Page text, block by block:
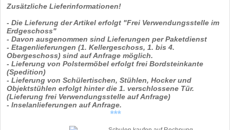
Zusätzliche Lieferinformationen!
- Die Lieferung der Artikel erfolgt "Frei Verwendungsstelle im
Erdgeschoss"
- Davon ausgenommen sind Lieferungen per Paketdienst
- Etagenlieferungen (1. Kellergeschoss, 1. bis 4.
Obergeschoss) sind auf Anfrage möglich.
- Lieferung von Polstermöbel erfolgt frei Bordsteinkante
(Spedition)
- Lieferung von Schülertischen, Stühlen, Hocker und
Objektstühlen erfolgt hinter die 1. verschlossene Tür.
(Lieferung frei Verwendungsstelle auf Anfrage)
- Inselanlieferungen auf Anfrage.
***